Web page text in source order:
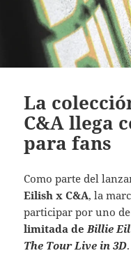
La
C&A llega
para fans
Como parte del
Eilish x C&A, la
participar por uno
limitada de Billie
The Tour Live in 3D.